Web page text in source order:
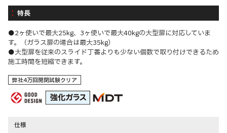
特長
●2ヶ使いで最大25kg、3ヶ使いで最大40kgの大型扉に対応していま
す。（ガラス扉の場合は最大35kg）
●大型扉を従来のスライド丁番よりも少ない個数で取り付けできるため
施工時間を短縮できます。
弊社4万回開閉試験クリア
仕様